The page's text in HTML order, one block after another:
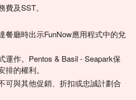
及SST。
餐廳時出示FunNow應用程式中的兌
運作。Pentos & Basil - Seapark保
的權利。
可與其他促銷、折扣或忠誠計劃合